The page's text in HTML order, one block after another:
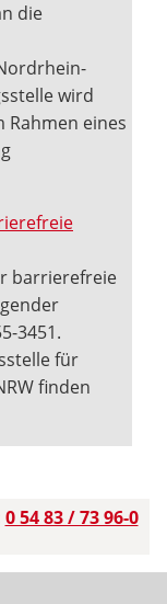
die
wird
Rahmen eines
barrierefreie
3451.
für
finden
0 54 83 / 73 96-0